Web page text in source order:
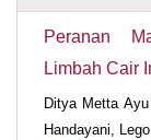
Peranan
Limbah Cair
Ditya Metta
Handayani,